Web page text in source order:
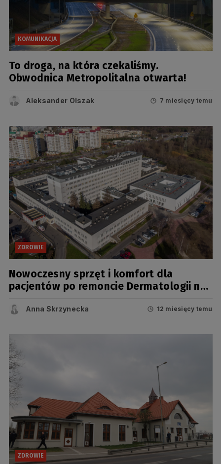
KOMUNIKACJA
To droga, na która czekaliśmy.
Obwodnica Metropolitalna otwarta!
Aleksander Olszak 7 miesięcy temu
ZDROWIE
Nowoczesny sprzęt i komfort dla
pacjentów po remoncie Dermatologii na
Anna Skrzynecka 12 miesięcy temu
ZDROWIE